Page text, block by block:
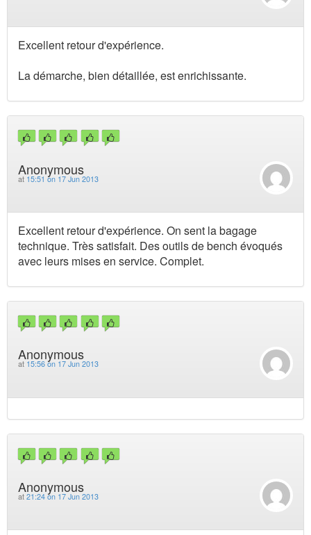
Excellent retour d'expérience.
La démarche, bien détaillée, est enrichissante.
Anonymous
at 15:51 on 17 Jun 2013
Excellent retour d'expérience. On sent la bagage
technique. Très satisfait. Des outils de bench évoqués
avec leurs mises en service. Complet.
Anonymous
at 15:56 on 17 Jun 2013
Anonymous
at 21:24 on 17 Jun 2013